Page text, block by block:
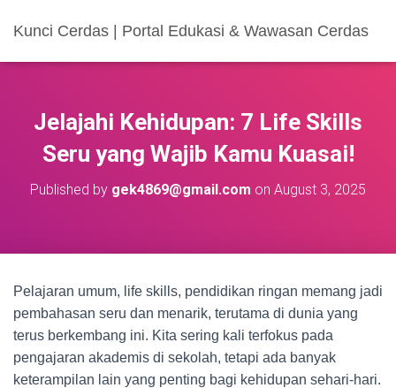
Kunci Cerdas | Portal Edukasi & Wawasan Cerdas
Jelajahi Kehidupan: 7 Life Skills
Seru yang Wajib Kamu Kuasai!
Published by gek4869@gmail.com on August 3, 2025
Pelajaran umum, life skills, pendidikan ringan memang jadi
pembahasan seru dan menarik, terutama di dunia yang
terus berkembang ini. Kita sering kali terfokus pada
pengajaran akademis di sekolah, tetapi ada banyak
keterampilan lain yang penting bagi kehidupan sehari-hari.